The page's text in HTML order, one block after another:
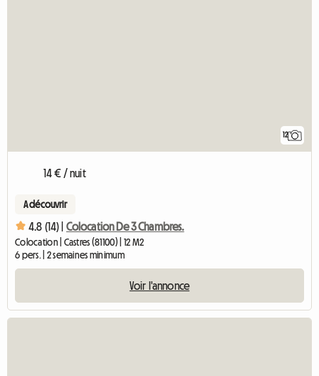
12
14 € / nuit
A découvrir
4.8 (14) | Colocation De 3 Chambres.
Colocation | Castres (81100) | 12 M2
6 pers. | 2 semaines minimum
Voir l'annonce